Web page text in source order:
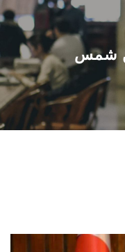
عن الجامعة
القطاعـات
الشئون الأكاديمية
البحث العلمي
شمس